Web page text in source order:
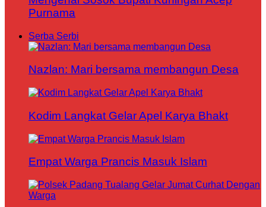
Purnama
Serba Serbi
Nazlan: Mari bersama membangun Desa
Kodim Langkat Gelar Apel Karya Bhakt
Empat Warga Prancis Masuk Islam